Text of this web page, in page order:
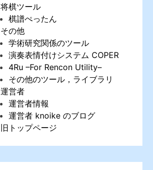
将棋ツール
棋譜ぺったん
その他
学術研究関係のツール
演奏表情付けシステム COPER
4Ru –For Rencon Utility–
その他のツール，ライブラリ
運営者
運営者情報
運営者 knoike のブログ
旧トップページ